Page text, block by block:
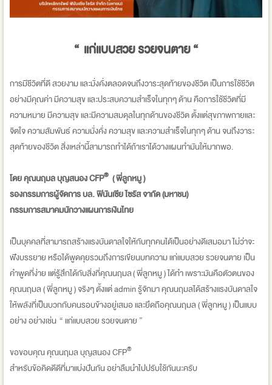
“ แก่แบบสวย รวยจนตาย “
การมีชีวิตที่ดี สวยงาม และมั่งคั่งตลอดจนถึงวาระสุดท้ายของชีวิต เป็นการใช้ชีวิต
อย่างมีคุณค่า มีความสุข และประสบความสำเร็จในทุกๆ ด้าน คือการใช้ชีวิตที่มี
ความหมาย มีความสุข และมีความสมดุลในทุกด้านของชีวิต ตั้งแต่สุขภาพกายและ
จิตใจ ความสัมพันธ์ ความมั่งคั่ง ความสุข และความสำเร็จในทุกๆ ด้าน จนถึงวาระ
สุดท้ายของชีวิต สิ่งเหล่านี้สามารถทำได้ถ้าเราได้วางแผนทำมันให้มากพอ.
โดย คุณนฤมล บุญสนอง CFP® ( พี่ลูกหมู )
รองกรรมการผู้จัดการ บล. ฟินันเซีย ไซรัส จากัด (มหาชน)
กรรมการสมาคมนักวางแผนการเงินไทย
เป็นบุคคลที่สามารถสร้างแรงบันดาลใจให้กับทุกคนได้เป็นอย่างดีเสมอมา ไม่ว่าจะ
ฟังบรรยาย หรือได้พูดคุยรวมถึงการเขียนบทความ แก่แบบสวย รวยจนตาย เป็น
คำพูดที่ง่าย แต่รู้สึกได้กับสิ่งที่คุณนฤมล ( พี่ลูกหมู ) ได้ทำ เพราะมันคือตัวตนของ
คุณนฤมล ( พี่ลูกหมู ) จริงๆ ตั้งแต่ admin รู้จักมา คุณนฤมลได้สร้างแรงบันดาลใจ
ให้พลังที่เป็นบวกกับคนรอบข้างอยู่เสมอ และยึดถือคุณนฤมล ( พี่ลูกหมู ) เป็นแบบ
อย่าง อย่างเช่น “ แก่แบบสวย รวยจนตาย ”
ขอขอบคุณ คุณนฤมล บุญสนอง CFP®
สำหรับข้อคิดดีดีที่มาแบ่งปันกัน อย่าลืมนำไปปรับใช้กันนะครับ